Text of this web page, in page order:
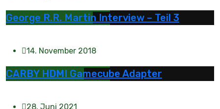
George R.R. Martin Interview – Teil 3
14. November 2018
CARBY HDMI Gamecube Adapter
28. Juni 2021